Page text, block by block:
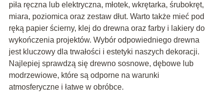
piła ręczna lub elektryczna, młotek, wkrętarka, śrubokręt,
miara, poziomica oraz zestaw dłut. Warto także mieć pod
ręką papier ścierny, klej do drewna oraz farby i lakiery do
wykończenia projektów. Wybór odpowiedniego drewna
jest kluczowy dla trwałości i estetyki naszych dekoracji.
Najlepiej sprawdzą się drewno sosnowe, dębowe lub
modrzewiowe, które są odporne na warunki
atmosferyczne i łatwe w obróbce.